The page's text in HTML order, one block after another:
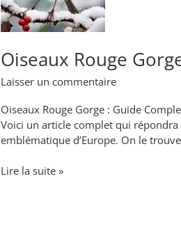
Oiseaux Rouge
Laisser un commentaire
Oiseaux Rouge Gorge : Guide
Voici un article complet qui répondra
emblématique d’Europe. On le
Lire la suite »